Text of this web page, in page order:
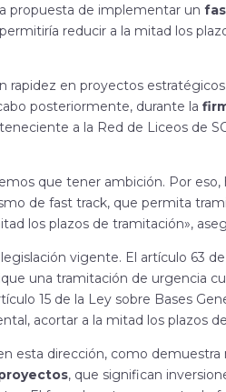
propuesta de implementar un
reducir a la mitad los
en proyectos
posteriormente, durante la
a la Red de Liceos de
que tener ambición. Por eso,
de fast track, que permita
los plazos de tramitación»,
vigente. El artículo 63 de
una tramitación de urgencia
15 de la Ley sobre Bases
acortar a la mitad los plazos
esta dirección, como demuestra
, que significan